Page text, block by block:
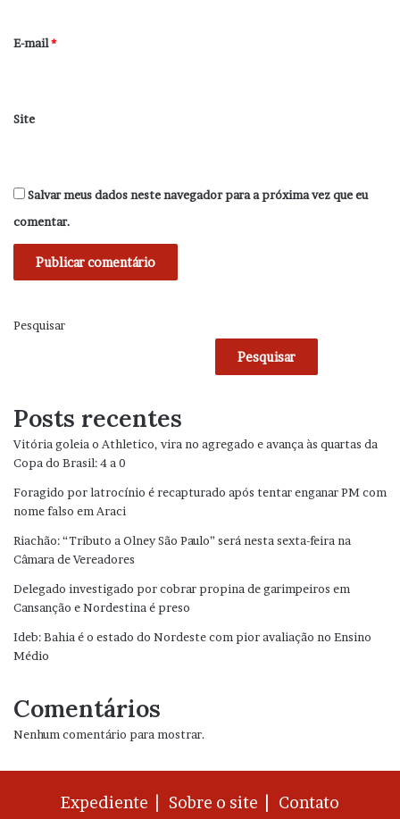
*
E-mail*
Site
Salvar meus dados neste navegador para a próxima vez que eu
comentar.
Pesquisar
Pesquisar
Posts recentes
Vitória goleia o Athletico, vira no agregado e avança às quartas da
Copa do Brasil: 4 a 0
Foragido por latrocínio é recapturado após tentar enganar PM com
nome falso em Araci
Riachão: “Tributo a Olney São Paulo” será nesta sexta-feira na
Câmara de Vereadores
Delegado investigado por cobrar propina de garimpeiros em
Cansanção e Nordestina é preso
Ideb: Bahia é o estado do Nordeste com pior avaliação no Ensino
Médio
Comentários
Nenhum comentário para mostrar.
Expediente | Sobre o site | Contato